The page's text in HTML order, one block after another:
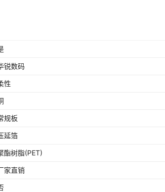
锐数码
性
规板
延箔
酯树脂(PET)
家直销